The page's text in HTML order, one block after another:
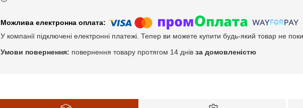
У компанії підключені електронні платежі. Тепер ви можете купити будь-який товар не
повернення товару протягом 14 днів за домовленістю